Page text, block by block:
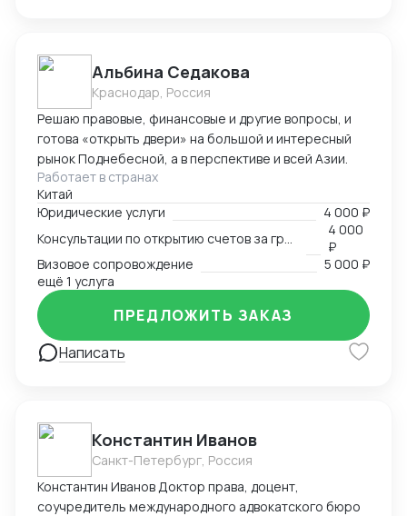
Альбина Седакова
Краснодар, Россия
Решаю правовые, финансовые и другие вопросы, и
готова «открыть двери» на большой и интересный
рынок Поднебесной, а в перспективе и всей Азии.
Работает в странах
Китай
Юридические услуги
4 000 ₽
4 000
₽
Визовое сопровождение
5 000 ₽
ещё 1 услуга
Написать
ПРЕДЛОЖИТЬ ЗАКАЗ
Константин Иванов
Санкт-Петербург, Россия
Константин Иванов Доктор права, доцент,
соучредитель международного адвокатского бюро